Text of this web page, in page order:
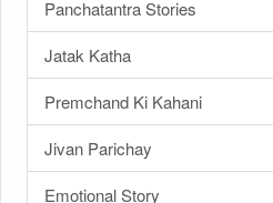
Panchatantra Stories
Jatak Katha
Premchand Ki Kahani
Jivan Parichay
Emotional Story